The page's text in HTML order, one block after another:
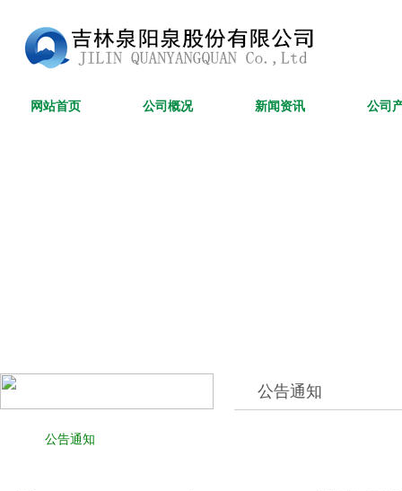
网站首页 公司概况 新闻资讯 公司
公告通知
公告通知